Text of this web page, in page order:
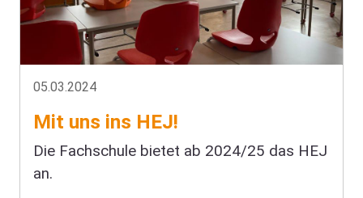
05.03.2024
Mit uns ins HEJ!
Die Fachschule bietet ab 2024/25 das HEJ
an.